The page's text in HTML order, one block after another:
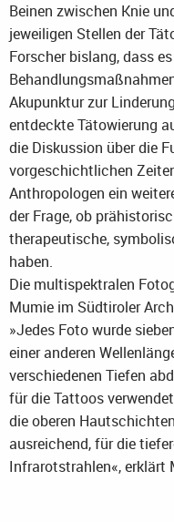
Beinen zwischen Knie
jeweiligen Stellen der
Forscher bislang, dass
Akupunktur zur
entdeckte Tätowierung
die Diskussion über die
vorgeschichtlichen
Anthropologen ein
der Frage, ob
therapeutische,
haben.
Die multispektralen
Mumie im Südtiroler
»Jedes Foto wurde
einer anderen
verschiedenen Tiefen
für die Tattoos
die oberen
ausreichend, für die
Infrarotstrahlen«, erklärt